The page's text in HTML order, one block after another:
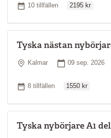
Antal tillfällen
10 tillfällen 2195 kr
Tyska nästan
Plats
Kalmar Startdatum
09 sep. 2026
Antal tillfällen
8 tillfällen 1550 kr
Tyska nybörjare A1